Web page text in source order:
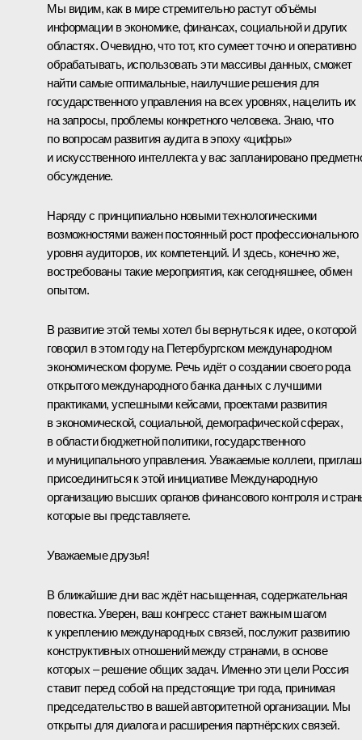
Мы видим, как в мире стремительно растут объёмы
информации в экономике, финансах, социальной и других
областях. Очевидно, что тот, кто сумеет точно и оперативно
обрабатывать, использовать эти массивы данных, сможет
найти самые оптимальные, наилучшие решения для
государственного управления на всех уровнях, нацелить их
на запросы, проблемы конкретного человека. Знаю, что
по вопросам развития аудита в эпоху «цифры»
и искусственного интеллекта у вас запланировано
обсуждение.
Наряду с принципиально новыми технологическими
возможностями важен постоянный рост профессионального
уровня аудиторов, их компетенций. И здесь, конечно же,
востребованы такие мероприятия, как сегодняшнее, обмен
опытом.
В развитие этой темы хотел бы вернуться к идее, о которой
говорил в этом году на Петербургском международном
экономическом форуме. Речь идёт о создании своего рода
открытого международного банка данных с лучшими
практиками, успешными кейсами, проектами развития
в экономической, социальной, демографической сферах,
в области бюджетной политики, государственного
и муниципального управления. Уважаемые коллеги,
присоединиться к этой инициативе Международную
организацию высших органов финансового контроля и
которые вы представляете.
Уважаемые друзья!
В ближайшие дни вас ждёт насыщенная, содержательная
повестка. Уверен, ваш конгресс станет важным шагом
к укреплению международных связей, послужит развитию
конструктивных отношений между странами, в основе
которых – решение общих задач. Именно эти цели Россия
ставит перед собой на предстоящие три года, принимая
председательство в вашей авторитетной организации. Мы
открыты для диалога и расширения партнёрских связей.